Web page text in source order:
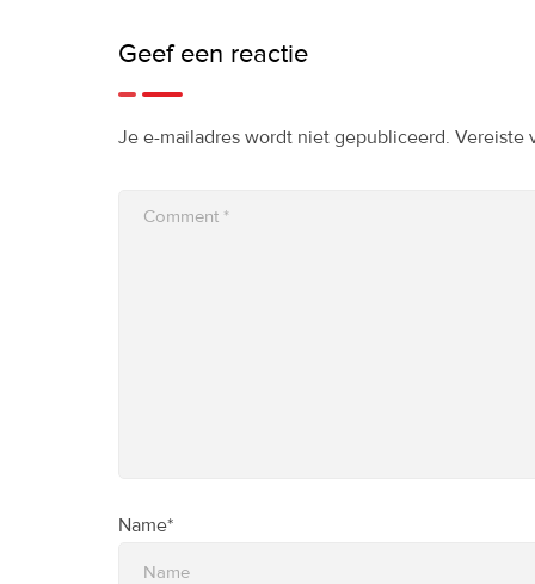
Geef een reactie
Je e-mailadres wordt niet gepubliceerd. Vereiste
Name*